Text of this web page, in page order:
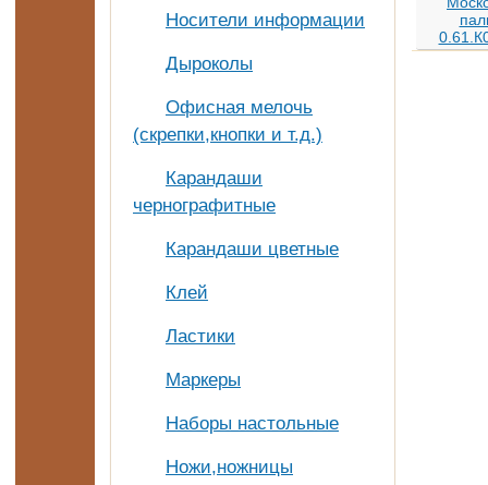
Носители информации
Дыроколы
Офисная мелочь
(скрепки,кнопки и т.д.)
Карандаши
чернографитные
Карандаши цветные
Клей
Ластики
Маркеры
Наборы настольные
Ножи,ножницы